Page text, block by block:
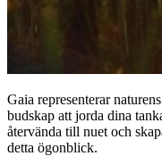
Gaia representerarnaturens
budskap att jorda dina
återvända till nuet och
detta ögonblick.